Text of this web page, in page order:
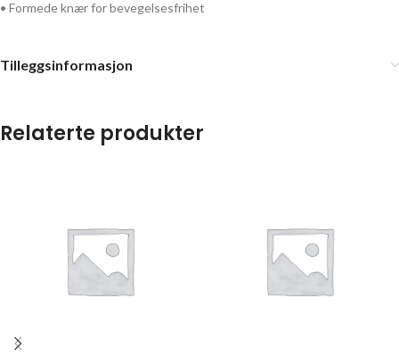
• Formede knær for bevegelsesfrihet
Tilleggsinformasjon
Relaterte produkter